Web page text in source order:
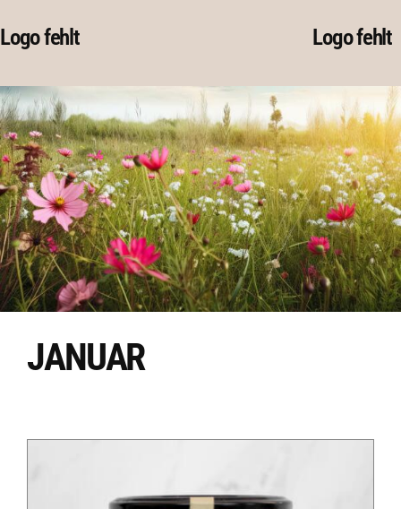
to
Logo fehlt Logo fehlt
JANUAR